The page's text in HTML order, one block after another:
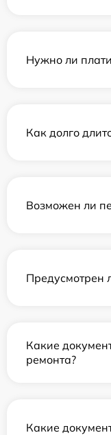
Нужно ли
Как долго
Возможен ли
Предусмотрен
Какие
ремонта?
Какие